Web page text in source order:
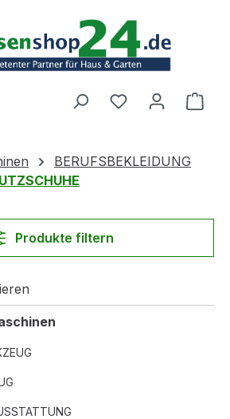
BERUFSBEKLEIDUNG
Produkte filtern